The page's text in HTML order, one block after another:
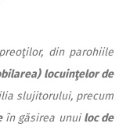
din parohiile
locuinţelor de
slujitorului, precum
în găsirea unuiloc de